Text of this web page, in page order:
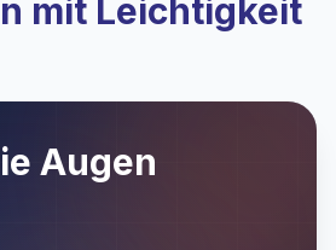
mit Leichtigkeit
Augen